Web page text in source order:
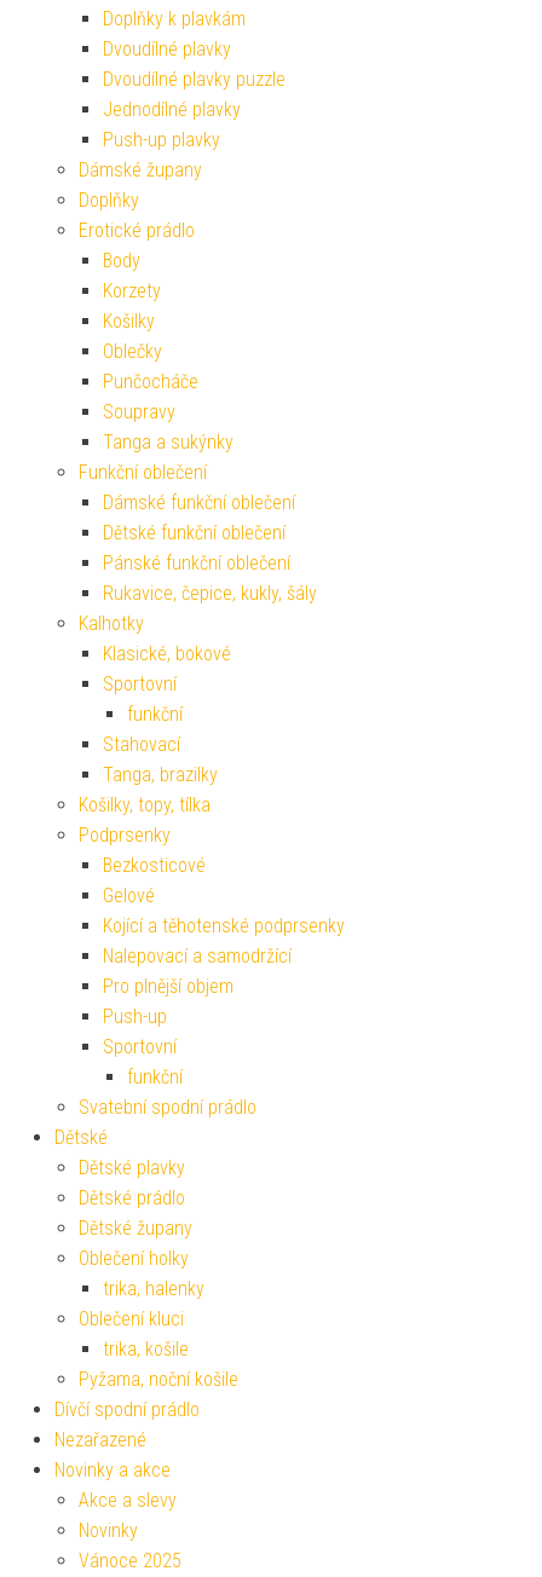
Doplňky k plavkám
Dvoudílné plavky
Dvoudílné plavky puzzle
Jednodílné plavky
Push-up plavky
Dámské župany
Doplňky
Erotické prádlo
Body
Korzety
Košilky
Oblečky
Punčocháče
Soupravy
Tanga a sukýnky
Funkční oblečení
Dámské funkční oblečení
Dětské funkční oblečení
Pánské funkční oblečení
Rukavice, čepice, kukly, šály
Kalhotky
Klasické, bokové
Sportovní
funkční
Stahovací
Tanga, brazilky
Košilky, topy, tílka
Podprsenky
Bezkosticové
Gelové
Kojící a těhotenské podprsenky
Nalepovací a samodržící
Pro plnější objem
Push-up
Sportovní
funkční
Svatební spodní prádlo
Dětské
Dětské plavky
Dětské prádlo
Dětské župany
Oblečení holky
trika, halenky
Oblečení kluci
trika, košile
Pyžama, noční košile
Dívčí spodní prádlo
Nezařazené
Novinky a akce
Akce a slevy
Novinky
Vánoce 2025